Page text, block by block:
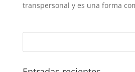
transpersonal y es una forma